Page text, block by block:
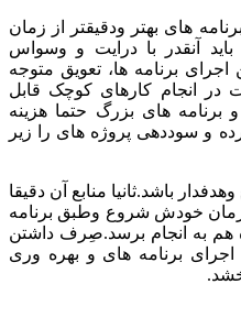
های بهتر ودقیقتر از زمان
آنقدر با درایت و وسواس
برنامه ها، تعویق متوجه
در انجام کارهای کوچک قابل
های بزرگ حتما هزینه
و سوددهی پروژه های را زیر
باشد.ثانیا منابع آن دقیقا
زمان خودش شروع وطبق برنامه
هم به انجام برسد.صِرف داشتن
برنامه های و بهره وری